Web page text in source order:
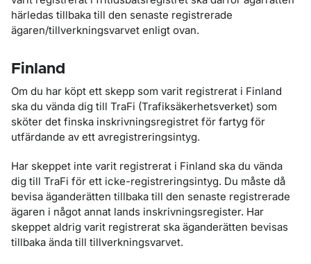
härledas tillbaka till den senaste registrerade
ägaren/tillverkningsvarvet enligt ovan.
Finland
Om du har köpt ett skepp som varit registrerat i Finland
ska du vända dig till TraFi (Trafiksäkerhetsverket) som
sköter det finska inskrivningsregistret för fartyg för
utfärdande av ett avregistreringsintyg.
Har skeppet inte varit registrerat i Finland ska du vända
dig till TraFi för ett icke-registreringsintyg. Du måste då
bevisa äganderätten tillbaka till den senaste registrerade
ägaren i något annat lands inskrivningsregister. Har
skeppet aldrig varit registrerat ska äganderätten bevisas
tillbaka ända till tillverkningsvarvet.